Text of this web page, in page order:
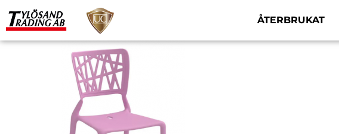
ÅTERBRUKAT